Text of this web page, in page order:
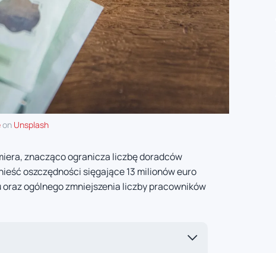
on Unsplash
znacząco ogranicza liczbę doradców
oszczędności sięgające 13 milionów euro
ogólnego zmniejszenia liczby pracowników